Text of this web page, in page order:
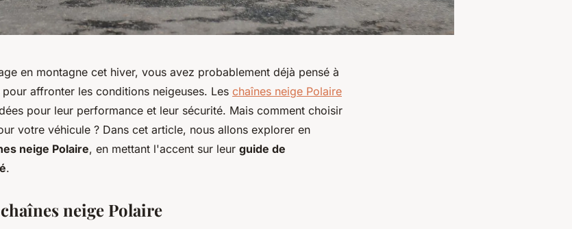
en montagne cet hiver, vous avez probablement déjà pensé à
affronter les conditions neigeuses. Les chaînes neige Polaire
pour leur performance et leur sécurité. Mais comment choisir
votre véhicule ? Dans cet article, nous allons explorer en
neige Polaire, en mettant l'accent sur leur guide de
.
neige Polaire